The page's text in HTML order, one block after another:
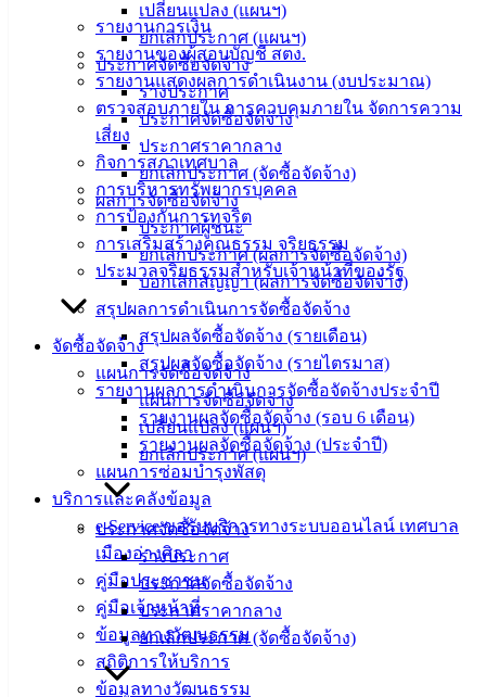
เปลี่ยนแปลง (แผนฯ)
ยกเลิกประกาศ (แผนฯ)
ประกาศจัดซื้อจัดจ้าง
ร่างประกาศ
ประกาศจัดซื้อจัดจ้าง
ประกาศราคากลาง
ยกเลิกประกาศ (จัดซื้อจัดจ้าง)
ผลการจัดซื้อจัดจ้าง
ประกาศผู้ชนะ
ยกเลิกประกาศ (ผลการจัดซื้อจัดจ้าง)
บอกเลิกสัญญา (ผลการจัดซื้อจัดจ้าง)
สรุปผลการดำเนินการจัดซื้อจัดจ้าง
สรุปผลจัดซื้อจัดจ้าง (รายเดือน)
สรุปผลจัดซื้อจัดจ้าง (รายไตรมาส)
รายงานผลการดำเนินการจัดซื้อจัดจ้างประจำปี
รายงานผลจัดซื้อจัดจ้าง (รอบ 6 เดือน)
รายงานผลจัดซื้อจัดจ้าง (ประจำปี)
แผนการซ่อมบำรุงพัสดุ
บริการและคลังข้อมูล
e-Service ขอรับบริการทางระบบออนไลน์ เทศบาล
เมืองอ่างศิลา
คู่มือประชาชน
คู่มือเจ้าหน้าที่
ข้อมูลทางวัฒนธรรม
สถิติการให้บริการ
ข้อมูลทางวัฒนธรรม
รายงานการเงิน
รายงานของผู้สอบบัญชี สตง.
รายงานแสดงผลการดำเนินงาน (งบประมาณ)
ตรวจสอบภายใน การควบคุมภายใน จัดการความ
เสี่ยง
กิจการสภาเทศบาล
การบริหารทรัพยากรบุคคล
การป้องกันการทุจริต
การเสริมสร้างคุณธรรม จริยธรรม
ประมวลจริยธรรมสำหรับเจ้าหน้าที่ของรัฐ
จัดซื้อจัดจ้าง
แผนการจัดซื้อจัดจ้าง
แผนการจัดซื้อจัดจ้าง
เปลี่ยนแปลง (แผนฯ)
ยกเลิกประกาศ (แผนฯ)
ประกาศจัดซื้อจัดจ้าง
ร่างประกาศ
ประกาศจัดซื้อจัดจ้าง
ประกาศราคากลาง
ยกเลิกประกาศ (จัดซื้อจัดจ้าง)
สำหรับ
ประชาชน/
คู่มือการ
ปฏิบัติ
ข่าวสาร
น่ารู้
ข้อมูล
ข่าวสาร
อิเล็กทรอนิกส์
องค์
ความรู้
(Knowledge
Management)
เทศบาล
สายตรง
นายก
ประวัติ
เทศบาล
ผู้บริหาร